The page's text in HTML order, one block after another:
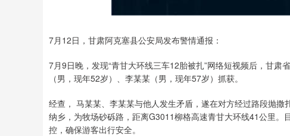
7月12日，甘肃阿克塞县公安局发布警情通报：
7月9日晚，发现“青甘大环线三车12胎被扎”网络短视频后，甘
（男，现年52岁）、李某某（男，现年57岁）抓获。
经查， 马某某、李某某与他人发生矛盾，遂在对方经过路段抛
纳乡，为牧场砂砾路，距离G3011柳格高速青甘大环线41公里
控，确保游客出行安全。